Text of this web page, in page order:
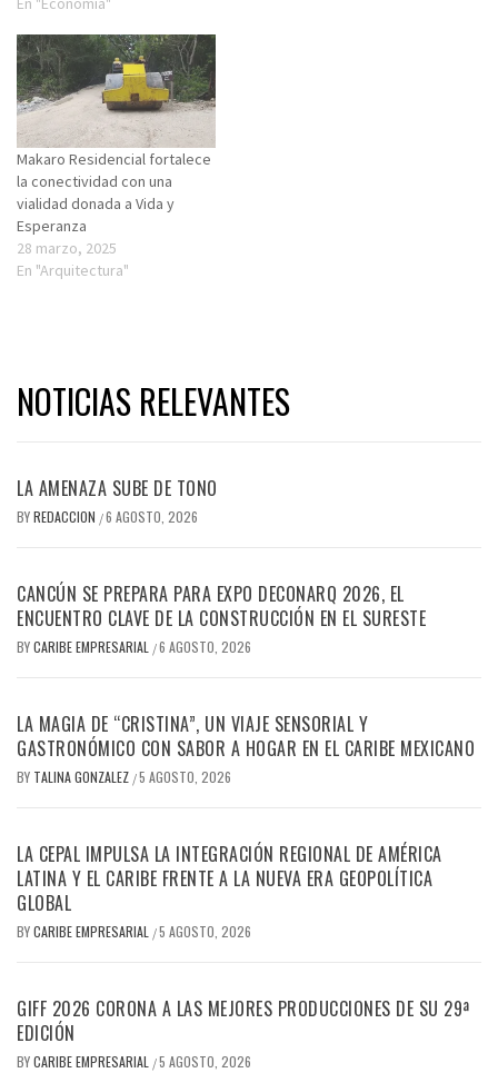
Makaro Residencial fortalece
la conectividad con una
vialidad donada a Vida y
Esperanza
28 marzo, 2025
En "Arquitectura"
NOTICIAS RELEVANTES
LA AMENAZA SUBE DE TONO
BYREDACCION /6 AGOSTO, 2026
CANCÚN SE PREPARA PARA EXPO DECONARQ 2026, EL
ENCUENTRO CLAVE DE LA CONSTRUCCIÓN EN EL SURESTE
BYCARIBE EMPRESARIAL /6 AGOSTO, 2026
LA MAGIA DE “CRISTINA”, UN VIAJE SENSORIAL Y
GASTRONÓMICO CON SABOR A HOGAR EN EL CARIBE MEXICANO
BY TALINA GONZALEZ /5 AGOSTO, 2026
LA CEPAL IMPULSA LA INTEGRACIÓN REGIONAL DE AMÉRICA
LATINA Y EL CARIBE FRENTE A LA NUEVA ERA GEOPOLÍTICA
GLOBAL
BYCARIBE EMPRESARIAL /5 AGOSTO, 2026
GIFF 2026 CORONA A LAS MEJORES PRODUCCIONES DE SU 29ª
EDICIÓN
BYCARIBE EMPRESARIAL /5 AGOSTO, 2026